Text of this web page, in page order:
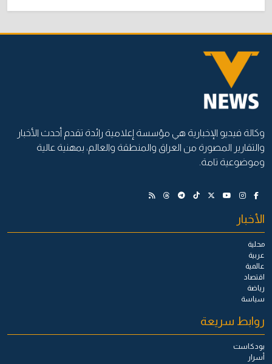
وكالة فيديو الإخبارية هي مؤسسة إعلامية رائدة تقدم أحدث الأخبار
والتقارير المصورة من العراق والمنطقة والعالم، بمهنية عالية
وموضوعية تامة.
الأخبار
محلية
عربية
عالمية
اقتصاد
رياضة
سياسة
روابط سريعة
بودكاست
أسرار